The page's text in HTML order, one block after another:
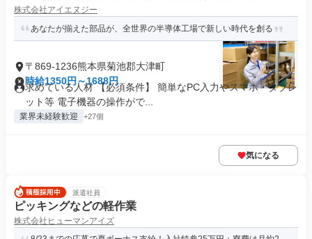
株式会社アイエヌジー
あなたが揃えた部品が、全世界の半導体工場で新しい時代を創る
〒869-1236熊本県菊池郡大津町
時給1350円～1688円
求めている人材 【必須条件】 簡単なPC入力やスマホ・タブレ
ット等 電子機器の操作がで...
業界未経験歓迎 +27個
気になる
派遣社員
ピッキングなどの軽作業
株式会社ヒューマンアイズ